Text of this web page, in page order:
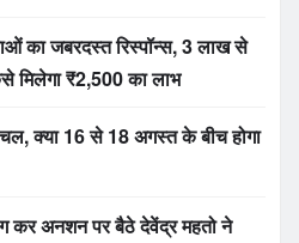
का जबरदस्त रिस्पॉन्स, 3 लाख से
मिलेगा ₹2,500 का लाभ
क्या 16 से 18 अगस्त के बीच होगा
कर अनशन पर बैठे देवेंद्र महतो ने